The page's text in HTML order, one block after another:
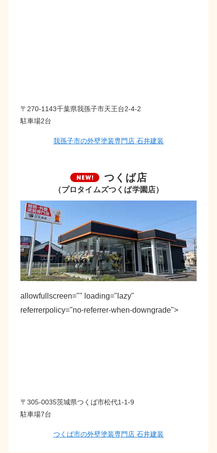
〒270-1143千葉県我孫子市天王台2-4-2
駐車場2台
我孫子市の外壁塗装専門店 石井建装
つくば店
（プロタイムズつくば学園店）
allowfullscreen="" loading="lazy"
referrerpolicy="no-referrer-when-downgrade">
〒305-0035茨城県つくば市松代1-1-9
駐車場7台
つくば市の外壁塗装専門店 石井建装